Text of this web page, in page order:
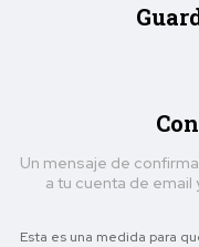
Un mensaje de
a tu cuenta de email
Esta es una medida para